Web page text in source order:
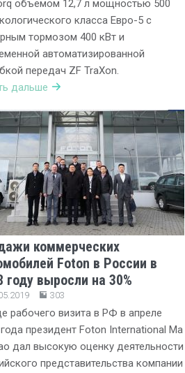
объемом 12,7 л мощностью 500
класса Евро-5 с
тормозом 400 кВт и
автоматизированной
передач ZF TraXon.
дальше
коммерческих
Foton в России в
году выросли на 30%
303
рабочего визита в РФ в апреле
президент Foton International Ма
дал высокую оценку деятельности
представительства компании